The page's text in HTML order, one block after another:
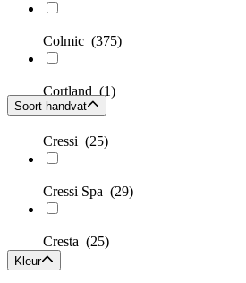
Colmic (375)
Cortland (1)
Cressi (25)
Cressi Spa (29)
Cresta (25)
Soort handvat
Kleur